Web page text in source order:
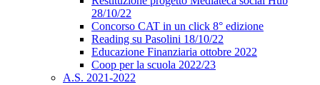
28/10/22
Concorso CAT in un click 8° edizione
Reading su Pasolini 18/10/22
Educazione Finanziaria ottobre 2022
Coop per la scuola 2022/23
A.S. 2021-2022